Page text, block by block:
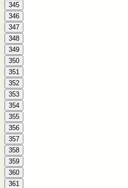
345
346
347
348
349
350
351
352
353
354
355
356
357
358
359
360
361